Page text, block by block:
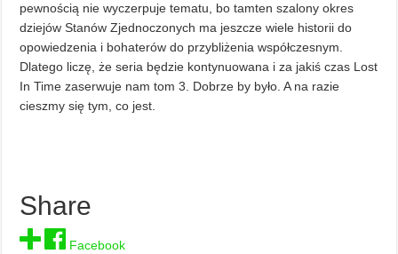
pewnością nie wyczerpuje tematu, bo tamten szalony okres
dziejów Stanów Zjednoczonych ma jeszcze wiele historii do
opowiedzenia i bohaterów do przybliżenia współczesnym.
Dlatego liczę, że seria będzie kontynuowana i za jakiś czas Lost
In Time zaserwuje nam tom 3. Dobrze by było. A na razie
cieszmy się tym, co jest.
Share
Facebook